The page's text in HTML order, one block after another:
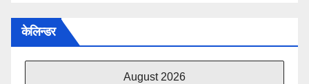
केलिन्डर
August 2026